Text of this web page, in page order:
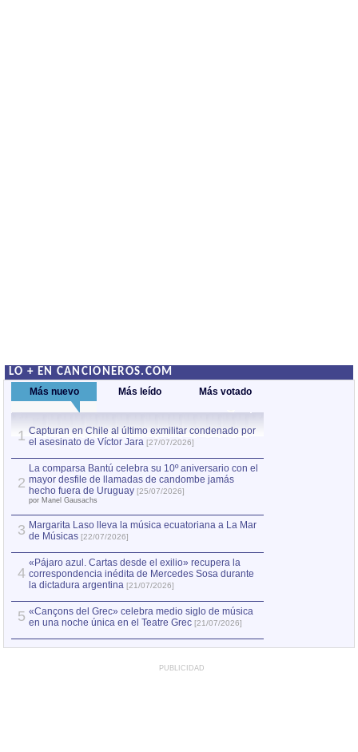
LO + EN CANCIONEROS.COM
Más nuevo Más leído Más votado
1 Capturan en Chile al último exmilitar condenado por
el asesinato de Víctor Jara [27/07/2026]
2
La comparsa Bantú celebra su 10º aniversario con el
mayor desfile de llamadas de candombe jamás
hecho fuera de Uruguay [25/07/2026]
por Manel Gausachs
3 Margarita Laso lleva la música ecuatoriana a La Mar
de Músicas [22/07/2026]
4
«Pájaro azul. Cartas desde el exilio» recupera la
correspondencia inédita de Mercedes Sosa durante
la dictadura argentina [21/07/2026]
5 «Cançons del Grec» celebra medio siglo de música
en una noche única en el Teatre Grec [21/07/2026]
PUBLICIDAD